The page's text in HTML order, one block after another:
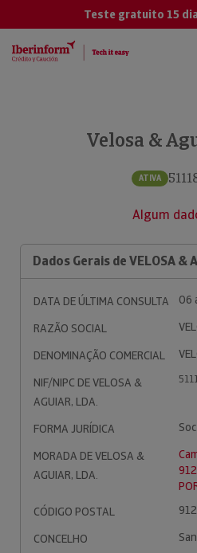
Teste gratuito 15
Velosa &
ATIVA
Algum
Dados Gerais de VELOSA &
DATA DE ÚLTIMA CONSULTA
06
RAZÃO SOCIAL
DENOMINAÇÃO COMERCIAL
NIF/NIPC DE VELOSA &
AGUIAR, LDA.
FORMA JURÍDICA
MORADA DE VELOSA &
AGUIAR, LDA.
CÓDIGO POSTAL
CONCELHO